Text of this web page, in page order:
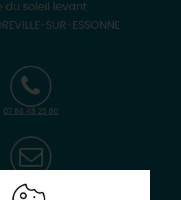
du soleil levant
SUR-ESSONNE
07 86 48 25 80